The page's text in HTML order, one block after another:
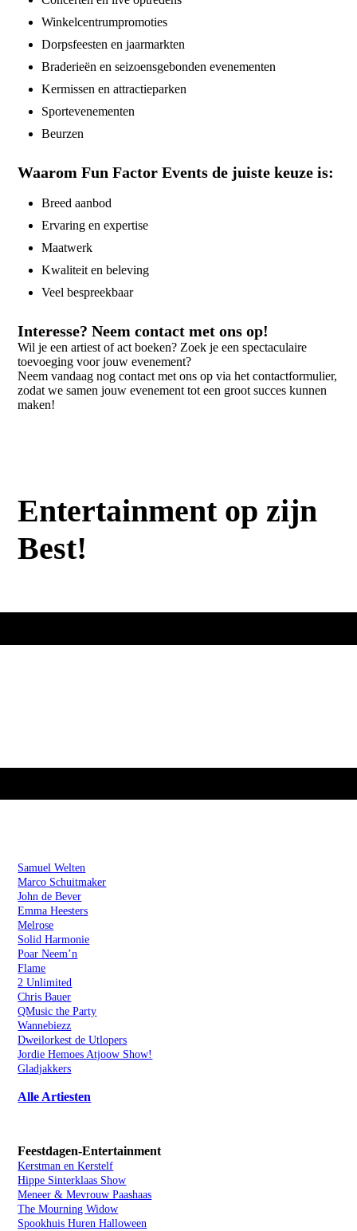
Winkelcentrumpromoties
Dorpsfeesten en jaarmarkten
Braderieën en seizoensgebonden evenementen
Kermissen en attractieparken
Sportevenementen
Beurzen
Waarom Fun Factor Events de juiste keuze is:
Breed aanbod
Ervaring en expertise
Maatwerk
Kwaliteit en beleving
Veel bespreekbaar
Interesse? Neem contact met ons op!
Wil je een artiest of act boeken? Zoek je een spectaculaire
toevoeging voor jouw evenement?
Neem vandaag nog contact met ons op via het contactformulier,
zodat we samen jouw evenement tot een groot succes kunnen
maken!
Entertainment op zijn
Best!
Samuel Welten
Marco Schuitmaker
John de Bever
Emma Heesters
Melrose
Solid Harmonie
Poar Neem’n
Flame
2 Unlimited
Chris Bauer
QMusic the Party
Wannebiezz
Dweilorkest de Utlopers
Jordie Hemoes Atjoow Show!
Gladjakkers
Alle Artiesten
Feestdagen-Entertainment
Kerstman en Kerstelf
Hippe Sinterklaas Show
Meneer & Mevrouw Paashaas
The Mourning Widow
Spookhuis Huren Halloween